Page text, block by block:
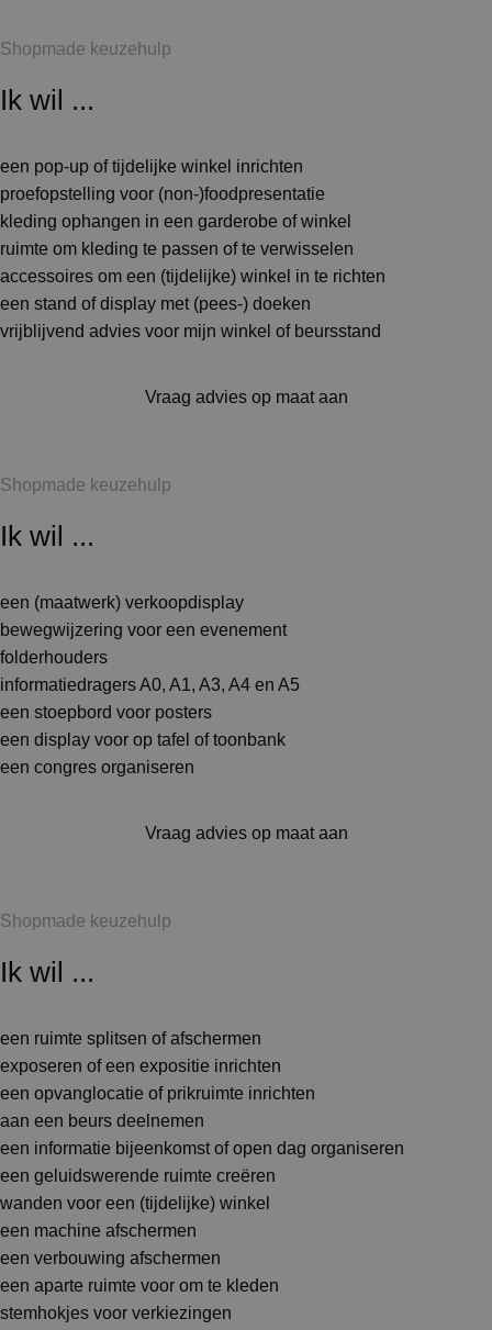
Shopmade keuzehulp
Ik wil ...
een pop-up of tijdelijke winkel inrichten
proefopstelling voor (non-)foodpresentatie
kleding ophangen in een garderobe of winkel
ruimte om kleding te passen of te verwisselen
accessoires om een (tijdelijke) winkel in te richten
een stand of display met (pees-) doeken
vrijblijvend advies voor mijn winkel of beursstand
Vraag advies op maat aan
Shopmade keuzehulp
Ik wil ...
een (maatwerk) verkoopdisplay
bewegwijzering voor een evenement
folderhouders
informatiedragers A0, A1, A3, A4 en A5
een stoepbord voor posters
een display voor op tafel of toonbank
een congres organiseren
Vraag advies op maat aan
Shopmade keuzehulp
Ik wil ...
een ruimte splitsen of afschermen
exposeren of een expositie inrichten
een opvanglocatie of prikruimte inrichten
aan een beurs deelnemen
een informatie bijeenkomst of open dag organiseren
een geluidswerende ruimte creëren
wanden voor een (tijdelijke) winkel
een machine afschermen
een verbouwing afschermen
een aparte ruimte voor om te kleden
stemhokjes voor verkiezingen